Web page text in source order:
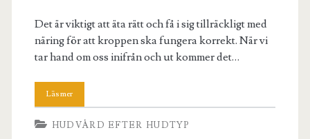
Det är viktigt att äta rätt och få i sig tillräckligt med
näring för att kroppen ska fungera korrekt. När vi
tar hand om oss inifrån och ut kommer det…
HUDVÅRD EFTER HUDTYP